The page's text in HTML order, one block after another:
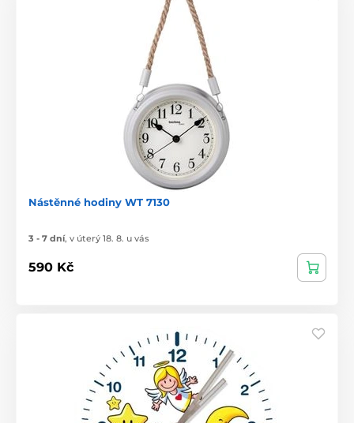
Nástěnné hodiny WT 7130
3 - 7 dní, v úterý 18. 8. u vás
590 Kč